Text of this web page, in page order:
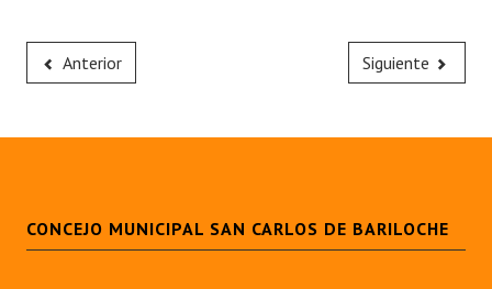
Anterior Siguiente
CONCEJO MUNICIPAL SAN CARLOS DE BARILOCHE